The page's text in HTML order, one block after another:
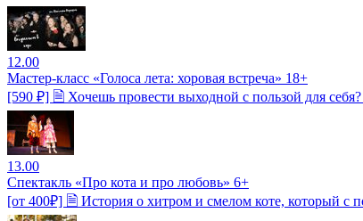
12.00
Мастер-класс «Голоса лета: хоровая встреча» 18+
[590 ₽] 🗎 Хочешь провести выходной с пользой для
13.00
Спектакль «Про кота и про любовь» 6+
[от 400₽] 🗎 История о хитром и смелом коте, который с